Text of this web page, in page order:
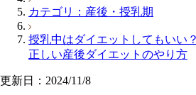
カテゴリ：産後・授乳期
授乳中はダイエットしてもいい
正しい産後ダイエットのやり方
更新日：2024/11/8